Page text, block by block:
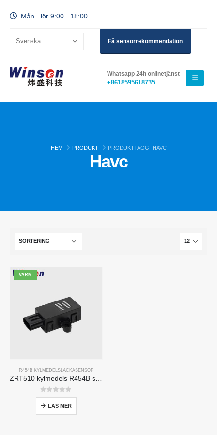
Mån - lör 9:00 - 18:00
Få sensorrekommendation
Whatsapp 24h onlinetjänst
+8618595618735
HEM PRODUKT PRODUKTTAGG -HAVC
Havc
VARM
R454B KYLMEDELSLÄCKASENSOR
0av 5
LÄS MER